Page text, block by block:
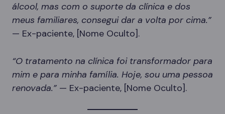
álcool, mas com o suporte da clínica e dos
meus familiares, consegui dar a volta por cima.”
— Ex-paciente, [Nome Oculto].
“O tratamento na clínica foi transformador para
mim e para minha família. Hoje, sou uma pessoa
renovada.” — Ex-paciente, [Nome Oculto].